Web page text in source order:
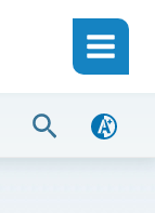
Zoeken